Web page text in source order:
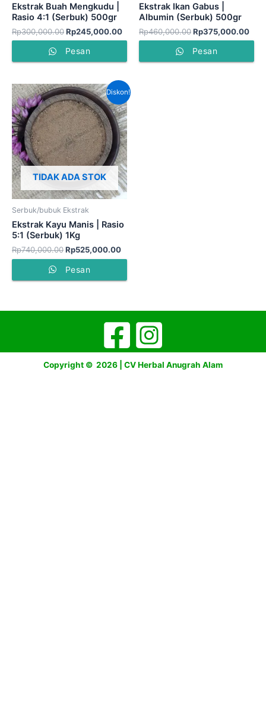
Ekstrak Buah Mengkudu |
Rasio 4:1 (Serbuk) 500gr
Rp300,000.00Rp245,000.00
Pesan
Ekstrak Ikan Gabus |
Albumin (Serbuk) 500gr
Rp460,000.00Rp375,000.00
Pesan
Diskon!
TIDAK ADA STOK
Serbuk/bubuk Ekstrak
Ekstrak Kayu Manis | Rasio
5:1 (Serbuk) 1Kg
Rp740,000.00
Harga
aslinya
adalah:
Rp740,000.00.
Rp525,000.00
Harga
saat
ini
adalah:
Rp525,000.00.
Pesan
Copyright © 2026 | CV Herbal Anugrah Alam